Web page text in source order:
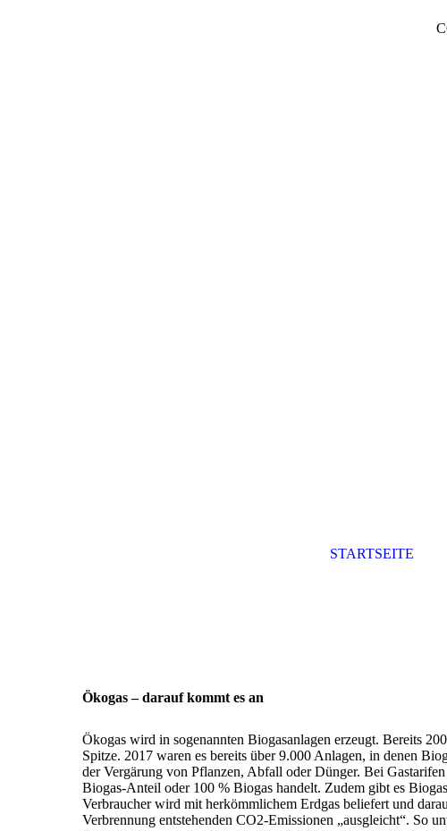
STARTSEITE
Ökogas – darauf kommt es an
Ökogas wird in sogenannten Biogasanlagen erzeugt. Bereits
Spitze. 2017 waren es bereits über 9.000 Anlagen, in denen
der Vergärung von Pflanzen, Abfall oder Dünger. Bei
Biogas-Anteil oder 100 % Biogas handelt. Zudem gibt es
Verbraucher wird mit herkömmlichem Erdgas beliefert und
Verbrennung entstehenden CO2-Emissionen „ausgleicht“. So